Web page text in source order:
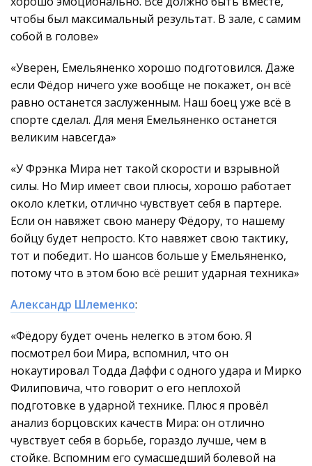
чтобы был максимальный результат. В зале, с самим
собой в голове»
«Уверен, Емельяненко хорошо подготовился. Даже
если Фёдор ничего уже вообще не покажет, он всё
равно останется заслуженным. Наш боец уже всё в
спорте сделал. Для меня Емельяненко останется
великим навсегда»
«У Фрэнка Мира нет такой скорости и взрывной
силы. Но Мир имеет свои плюсы, хорошо работает
около клетки, отлично чувствует себя в партере.
Если он навяжет свою манеру Фёдору, то нашему
бойцу будет непросто. Кто навяжет свою тактику,
тот и победит. Но шансов больше у Емельяненко,
потому что в этом бою всё решит ударная техника»
Александр Шлеменко:
«Фёдору будет очень нелегко в этом бою. Я
посмотрел бои Мира, вспомнил, что он
нокаутировал Тодда Даффи с одного удара и Мирко
Филиповича, что говорит о его неплохой
подготовке в ударной технике. Плюс я провёл
анализ борцовских качеств Мира: он отлично
чувствует себя в борьбе, гораздо лучше, чем в
стойке. Вспомним его сумасшедший болевой на